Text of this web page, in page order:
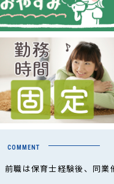
COMMENT
前職は保育士経験後、同業